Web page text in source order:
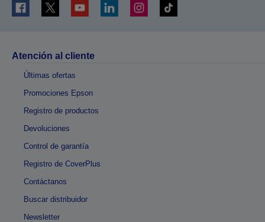
Atención al cliente
Últimas ofertas
Promociones Epson
Registro de productos
Devoluciones
Control de garantía
Registro de CoverPlus
Contáctanos
Buscar distribuidor
Newsletter